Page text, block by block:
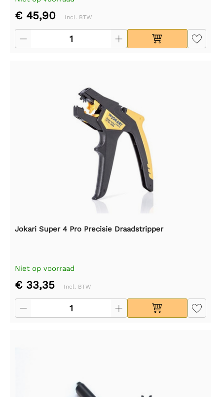
€ 45,90 Incl. BTW
Jokari Super 4 Pro Precisie Draadstripper
Niet op voorraad
€ 33,35 Incl. BTW